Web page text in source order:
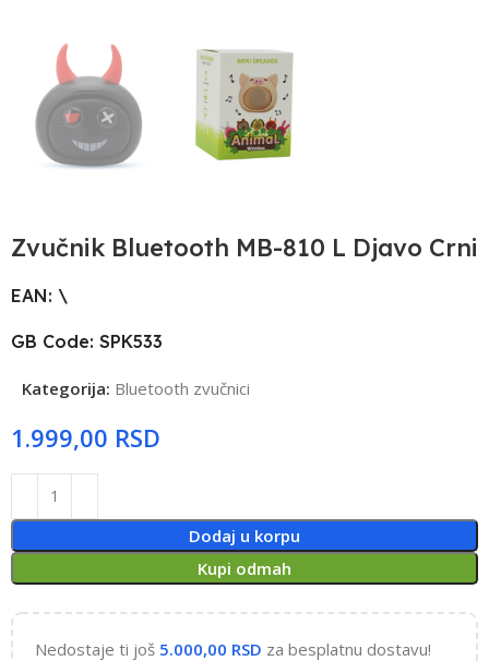
Zvučnik Bluetooth MB-810 L Djavo Crni
EAN: \
GB Code: SPK533
Kategorija: Bluetooth zvučnici
RSD
Dodaj u korpu
Kupi odmah
Nedostaje ti još 5.000,00 RSD za besplatnu dostavu!